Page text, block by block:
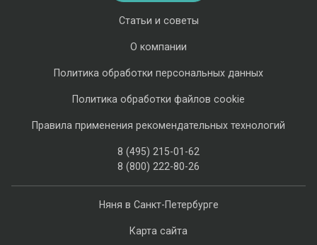
Няня в Санкт-Петербурге
Карта сайта
Статьи и советы
О компании
Политика обработки персональных данных
Политика обработки файлов cookie
Правила применения рекомендательных технологий
8 (495) 215-01-62
8 (800) 222-80-26